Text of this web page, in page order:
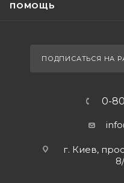
ПОМОЩЬ
ПОДПИСАТЬСЯ НА
0-
г. Киев,